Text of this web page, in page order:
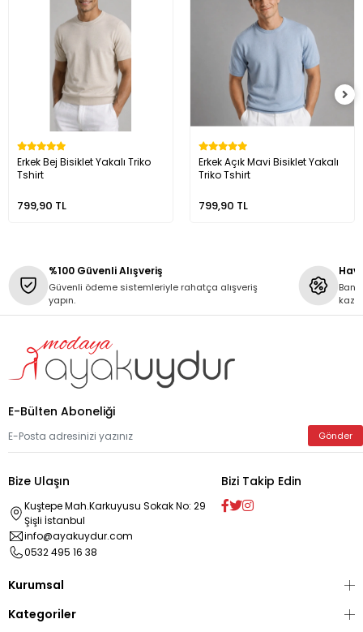
Erkek Bej Bisiklet Yakalı Triko
Tshirt
799,90 TL
Erkek Açık Mavi Bisiklet Yakalı
Triko Tshirt
799,90 TL
%100 Güvenli Alışveriş
Güvenli ödeme sistemleriyle rahatça alışveriş
yapın.
E-Bülten Aboneliği
Gönder
Bize Ulaşın
Kuştepe Mah.Karkuyusu Sokak No: 29
Şişli İstanbul
info@ayakuydur.com
0532 495 16 38
Bizi Takip Edin
Kurumsal
Kategoriler